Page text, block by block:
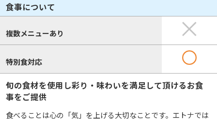
食事について
複数メニューあり
特別食対応
旬の食材を使用し彩り・味わいを満足して頂けるお食
事をご提供
食べることは心の「気」を上げる大切なことです。エトナでは